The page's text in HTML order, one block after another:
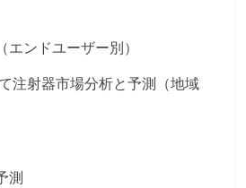
ンドユーザー別）
注射器市場分析と予測（地域
測